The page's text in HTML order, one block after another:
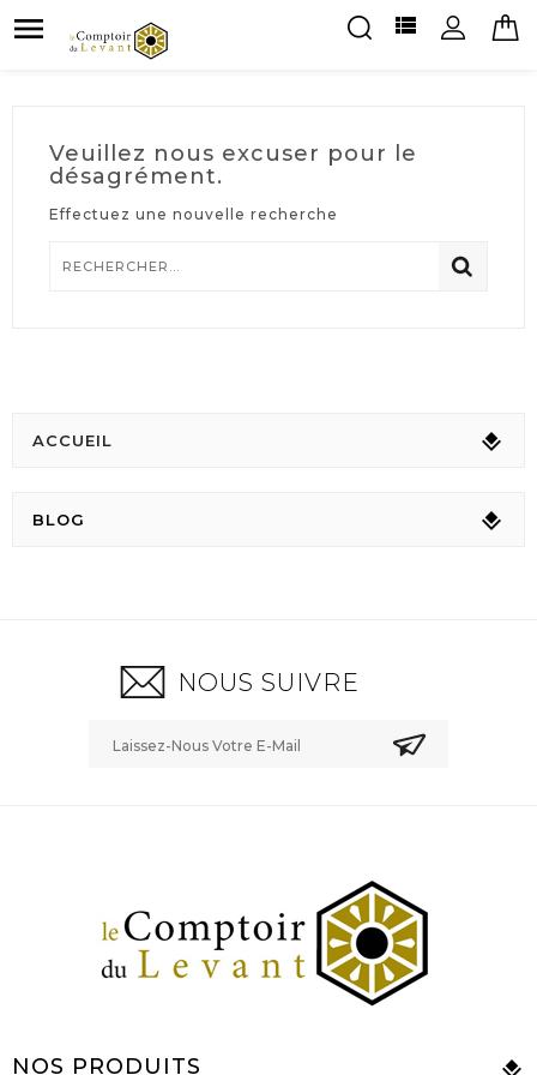
 
Veuillez nous excuser pour le
désagrément.
Effectuez une nouvelle recherche
ACCUEIL
BLOG
NOUS SUIVRE
NOS PRODUITS